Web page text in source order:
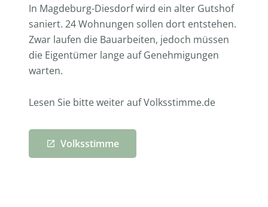
In Magdeburg-Diesdorf wird ein alter Gutshof
saniert. 24 Wohnungen sollen dort entstehen.
Zwar laufen die Bauarbeiten, jedoch müssen
die Eigentümer lange auf Genehmigungen
warten.
Lesen Sie bitte weiter auf Volksstimme.de
launch Volksstimme